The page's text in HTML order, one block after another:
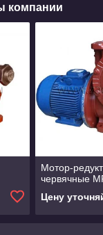
компании
Мотор-
червячные
Цену